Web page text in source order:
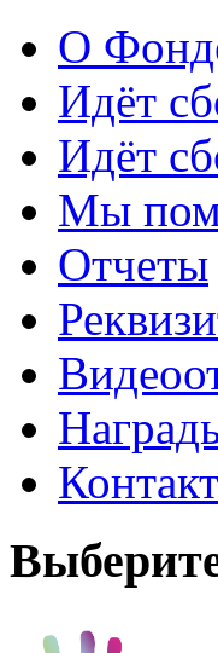
О
Идёт
Идёт
Мы
Отчеты